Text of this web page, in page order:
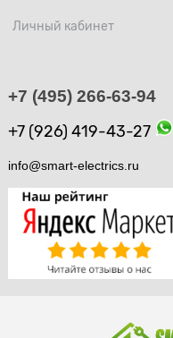
Личный кабинет
+7 (495) 266-63-94
+7 (926) 419-43-27
info@smart-electrics.ru